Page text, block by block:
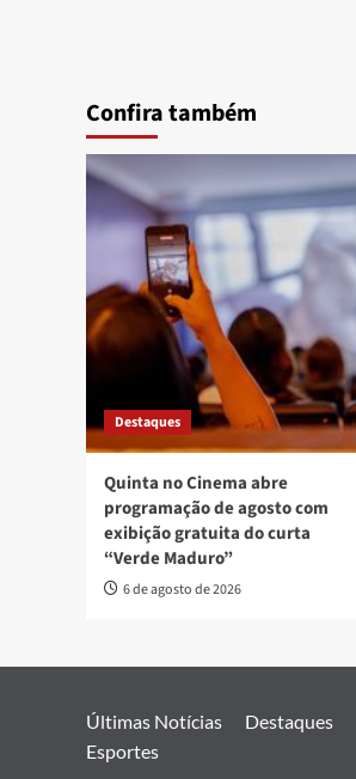
Confira também
Destaques
Quinta no Cinema abre
programação de agosto com
exibição gratuita do curta
“Verde Maduro”
6 de agosto de 2026
Últimas Notícias Destaques
Esportes